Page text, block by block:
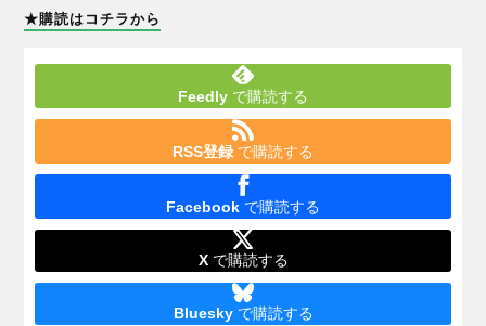
★購読はコチラから
Feedly で購読する
RSS登録 で購読する
Facebook で購読する
Xで購読する
Blueskyで購読する